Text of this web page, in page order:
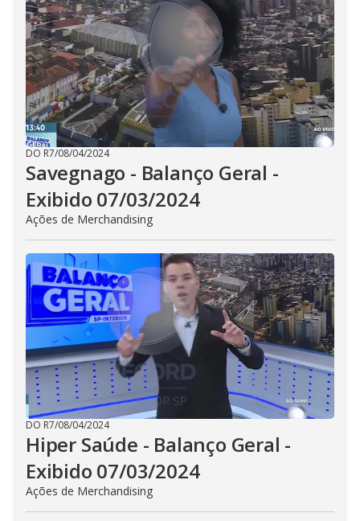
DO R7/08/04/2024
Savegnago - Balanço Geral -
Exibido 07/03/2024
Ações de Merchandising
DO R7/08/04/2024
Hiper Saúde - Balanço Geral -
Exibido 07/03/2024
Ações de Merchandising